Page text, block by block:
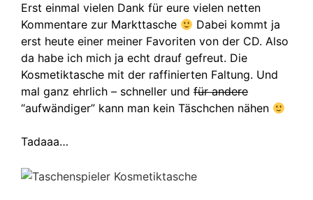
Erst einmal vielen Dank für eure vielen netten
Kommentare zur Markttasche
Dabei kommt ja
erst heute einer meiner Favoriten von der CD. Also
da habe ich mich ja echt drauf gefreut. Die
Kosmetiktasche mit der raffinierten Faltung. Und
mal ganz ehrlich – schneller und für andere
“aufwändiger” kann man kein Täschchen nähen
Tadaaa…